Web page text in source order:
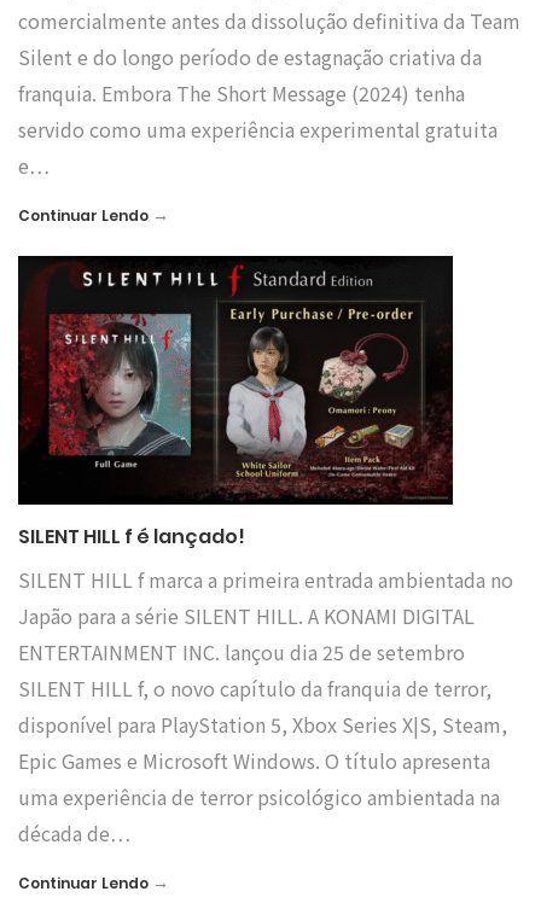
comercialmente antes da dissolução definitiva da Team
Silent e do longo período de estagnação criativa da
franquia. Embora The Short Message (2024) tenha
servido como uma experiência experimental gratuita
e…
Continuar Lendo →
SILENT HILL f é lançado!
SILENT HILL f marca a primeira entrada ambientada no
Japão para a série SILENT HILL. A KONAMI DIGITAL
ENTERTAINMENT INC. lançou dia 25 de setembro
SILENT HILL f, o novo capítulo da franquia de terror,
disponível para PlayStation 5, Xbox Series X|S, Steam,
Epic Games e Microsoft Windows. O título apresenta
uma experiência de terror psicológico ambientada na
década de…
Continuar Lendo →